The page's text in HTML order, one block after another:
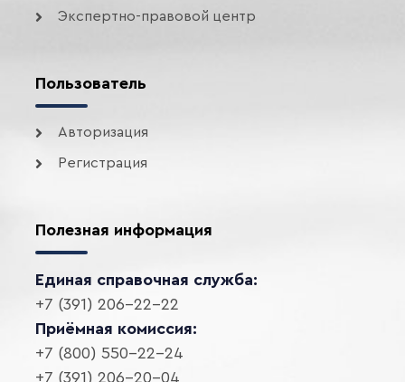
Экспертно-правовой центр
Пользователь
Авторизация
Регистрация
Полезная информация
Единая справочная служба:
+7 (391) 206-22-22
Приёмная комиссия:
+7 (800) 550-22-24
+7 (391) 206-20-04